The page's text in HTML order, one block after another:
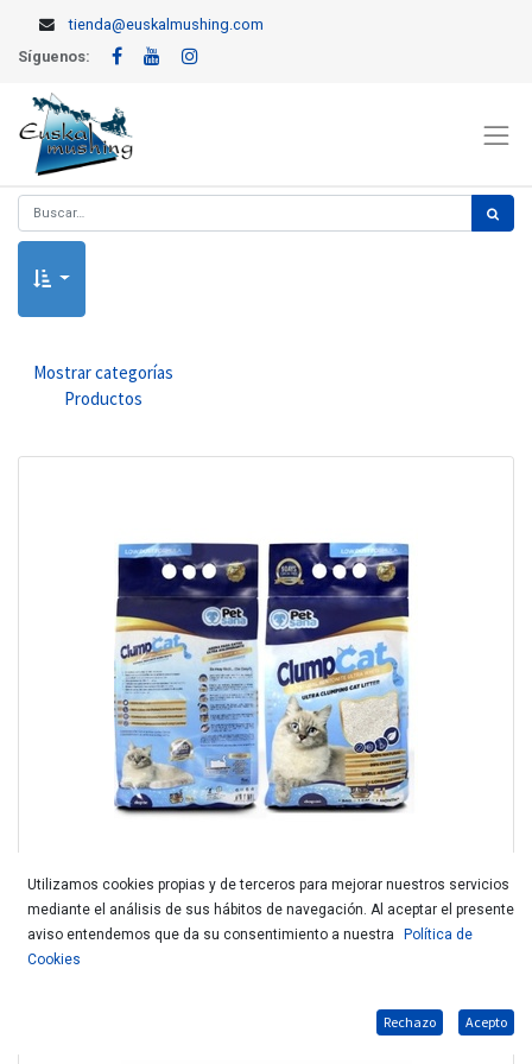
tienda@euskalmushing.com
Síguenos:
Mostrar categorías
Productos
PETSANA ARENA BENTONITA AGLOMERANTE CLUMPCAT 5L
Utilizamos cookies propias y de terceros para mejorar nuestros servicios
mediante el análisis de sus hábitos de navegación. Al aceptar el presente
aviso entendemos que da su consentimiento a nuestra
Política de
Cookies
Rechazo Acepto